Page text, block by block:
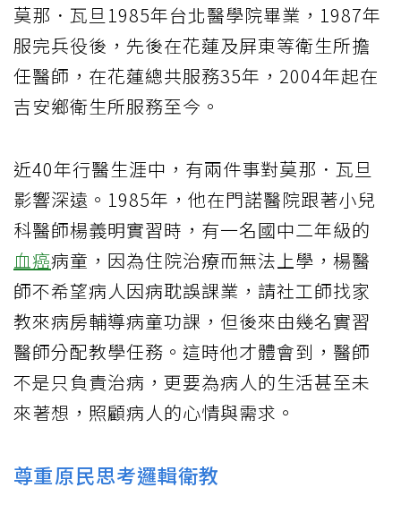
莫那．瓦旦1985年台北醫學院畢業，1987年
服完兵役後，先後在花蓮及屏東等衛生所擔
任醫師，在花蓮總共服務35年，2004年起在
吉安鄉衛生所服務至今。
近40年行醫生涯中，有兩件事對莫那．瓦旦
影響深遠。1985年，他在門諾醫院跟著小兒
科醫師楊義明實習時，有一名國中二年級的
血癌病童，因為住院治療而無法上學，楊醫
師不希望病人因病耽誤課業，請社工師找家
教來病房輔導病童功課，但後來由幾名實習
醫師分配教學任務。這時他才體會到，醫師
不是只負責治病，更要為病人的生活甚至未
來著想，照顧病人的心情與需求。
尊重原民思考邏輯衛教